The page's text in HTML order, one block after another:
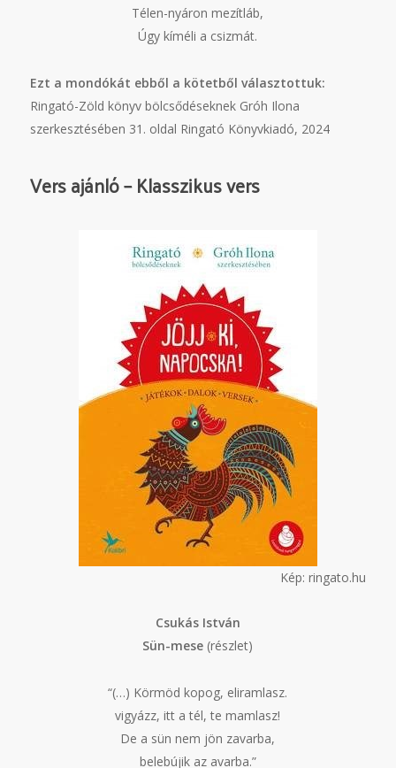
Télen-nyáron mezítláb,
Úgy kíméli a csizmát.
Ezt a mondókát ebből a kötetből választottuk:
Ringató-Zöld könyv bölcsődéseknek Gróh Ilona
szerkesztésében 31. oldal Ringató Könyvkiadó, 2024
Vers ajánló – Klasszikus vers
Kép: ringato.hu
Csukás István
Sün-mese (részlet)
“(…) Körmöd kopog, eliramlasz.
vigyázz, itt a tél, te mamlasz!
De a sün nem jön zavarba,
belebújik az avarba.”